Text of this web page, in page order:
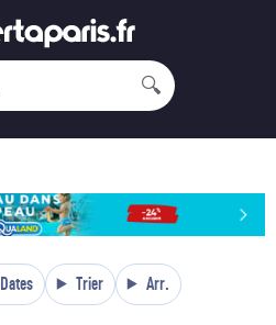
🔍
Dates Trier Arr.